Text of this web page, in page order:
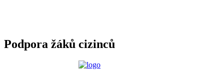
Podpora žáků cizinců